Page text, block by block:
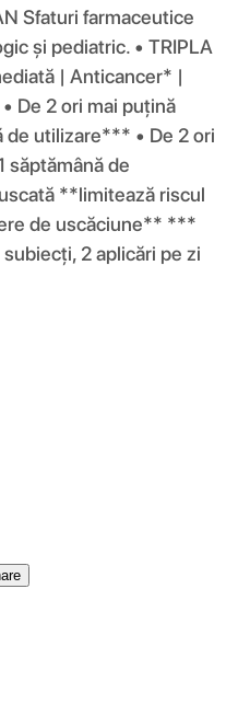
Sfaturi farmaceutice
și pediatric. • TRIPLA
| Anticancer* |
De 2 ori mai puțină
de utilizare*** • De 2 ori
săptămână de
**limitează riscul
de uscăciune** ***
2 aplicări pe zi